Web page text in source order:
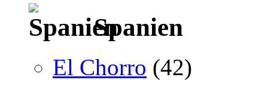
Spanien
El Chorro (42)